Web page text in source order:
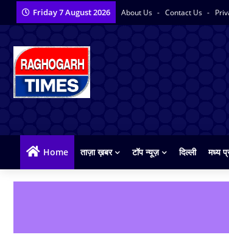
Friday 7 August 2026 About Us Contact Us
Home ताज़ा ख़बर टॉप न्यूज़ दिल्ली मध्य